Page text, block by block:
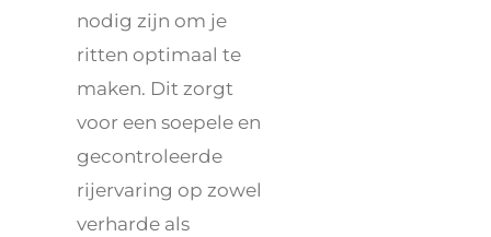
nodig zijn om je
ritten optimaal te
maken. Dit zorgt
voor een soepele en
gecontroleerde
rijervaring op zowel
verharde als